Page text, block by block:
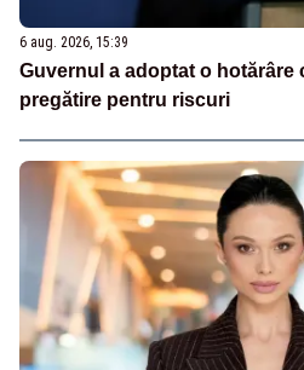
6 aug. 2026, 15:39
Guvernul a adoptat o hotărâre
pregătire pentru riscuri